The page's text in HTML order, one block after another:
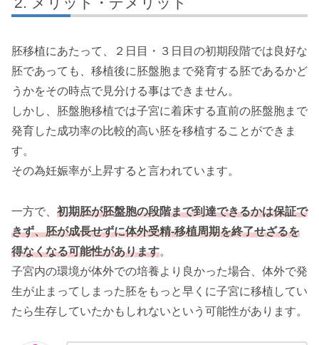
胚移植にあたって、２日目・３日目の初期段階では良好な
胚であっても、移植後に胚盤胞まで発育する胚であるかど
うかをその時点で見分ける事はできません。
しかし、胚盤胞移植では子宮に着床する直前の胚盤胞まで
発育した成功率の比較的高い胚を移植することができま
す。
その為妊娠率が上昇すると言われています。
一方で、 初期胚が胚盤胞の段階まで到達できるかは保証で
きず、胚が成長せずに体外受精-移植周期を終了せざるを
得なくなる可能性があります。
子宮内の環境が体外での培養より良かった場合、体外で発
生が止まってしまった胚をもっと早くに子宮に移植してい
たら生存していたかもしれないという可能性があります。